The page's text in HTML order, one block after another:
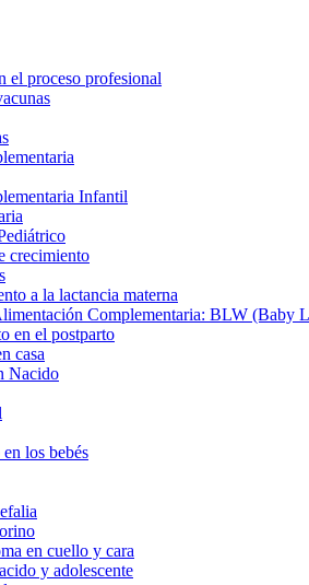
el proceso profesional
Infantil
crecimiento
a la lactancia materna
Complementaria: BLW (Baby
en el postparto
casa
Nacido
los bebés
en cuello y cara
y adolescente